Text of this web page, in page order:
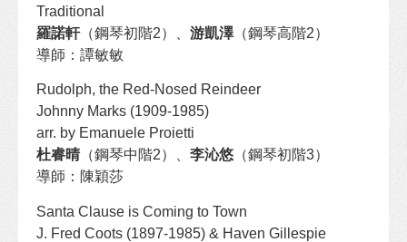
Traditional
羅諾軒（鋼琴初階2）、 游凱澤（鋼琴高階2）
導師：譚敏敏
Rudolph, the Red-Nosed Reindeer
Johnny Marks (1909-1985)
arr. by Emanuele Proietti
杜睿晴（鋼琴中階2）、 李沁悠 （鋼琴初階3）
導師：陳穎莎
Santa Clause is Coming to Town
J. Fred Coots (1897-1985) & Haven Gillespie